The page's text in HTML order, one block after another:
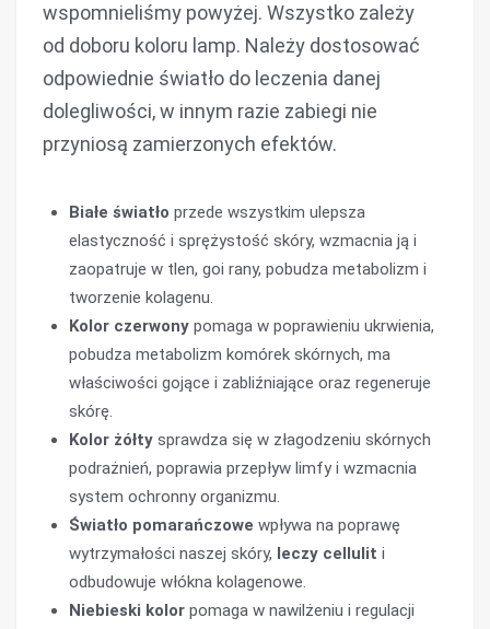
wspomnieliśmy powyżej. Wszystko zależy
od doboru koloru lamp. Należy dostosować
odpowiednie światło do leczenia danej
dolegliwości, w innym razie zabiegi nie
przyniosą zamierzonych efektów.
Białe światło przede wszystkim ulepsza
elastyczność i sprężystość skóry, wzmacnia ją i
zaopatruje w tlen, goi rany, pobudza metabolizm i
tworzenie kolagenu.
Kolor czerwony pomaga w poprawieniu ukrwienia,
pobudza metabolizm komórek skórnych, ma
właściwości gojące i zabliźniające oraz regeneruje
skórę.
Kolor żółty sprawdza się w złagodzeniu skórnych
podrażnień, poprawia przepływ limfy i wzmacnia
system ochronny organizmu.
Światło pomarańczowe wpływa na poprawę
wytrzymałości naszej skóry, leczy cellulit i
odbudowuje włókna kolagenowe.
Niebieski kolor pomaga w nawilżeniu i regulacji